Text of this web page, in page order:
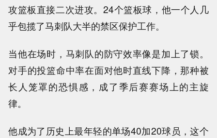
攻篮板直接二次进攻。24个篮板球，他一个人几
乎包揽了马刺队大半的禁区保护工作。
当他在场时，马刺队的防守效率像是加上了锁。
对手的投篮命中率在面对他时直线下降，那种被
长人笼罩的恐惧感，成了季后赛赛场上的主旋
律。
他成为了历史上最年轻的单场40加20球员，这个